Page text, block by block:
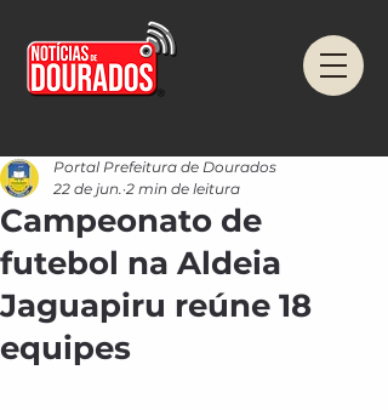
Campeonato de
futebol na Aldeia
Jaguapiru reúne 18
equipes
Portal Prefeitura de Dourados
22 de jun. 2 min de leitura